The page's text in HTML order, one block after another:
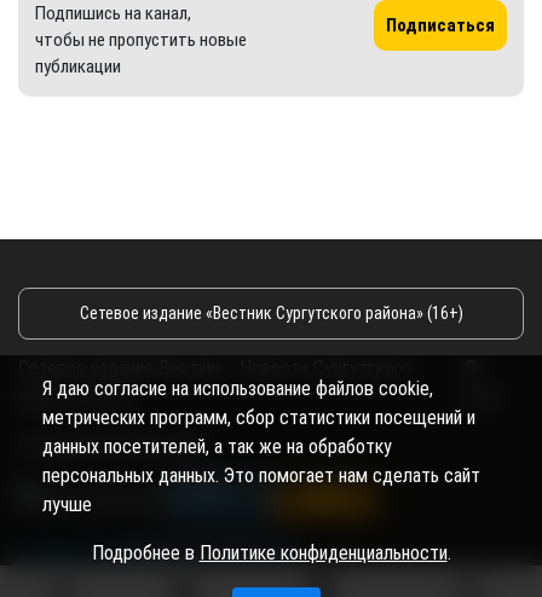
Подпишись на канал,
чтобы не пропустить новые
публикации
Подписаться
Сетевое издание «Вестник Сургутского района» (16+)
района и Югры
Copyright © 2018- 2026
Я даю согласие на использование файлов cookie,
метрических программ, сбор статистики посещений и
данных посетителей, а так же на обработку
персональных данных. Это помогает нам сделать сайт
лучше
Подробнее в Политике конфиденциальности.